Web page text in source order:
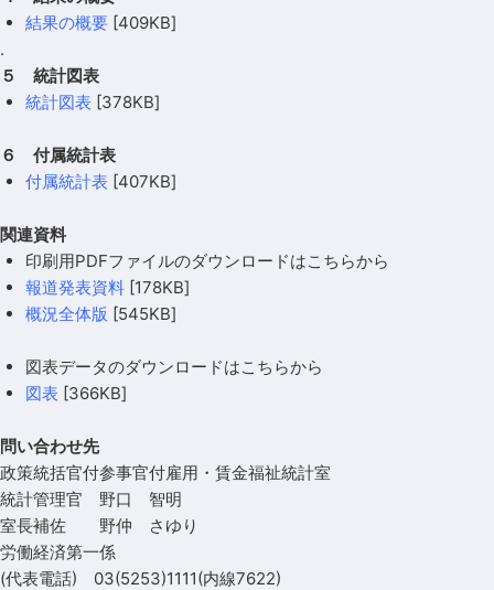
結果の概要[409KB]
.
５ 統計図表
統計図表[378KB]
６ 付属統計表
付属統計表[407KB]
関連資料
印刷用PDFファイルのダウンロードはこちらから
報道発表資料[178KB]
概況全体版 [545KB]
図表データのダウンロードはこちらから
図表[366KB]
問い合わせ先
政策統括官付参事官付雇用・賃金福祉統計室
統計管理官 野口 智明
室長補佐 野仲 さゆり
労働経済第一係
(代表電話) 03(5253)1111(内線7622)